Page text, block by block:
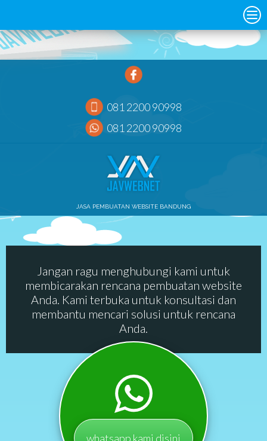
081 2200 90998
081 2200 90998
JASA PEMBUATAN WEBSITE BANDUNG
Jangan ragu menghubungi kami untuk
membicarakan rencana pembuatan website
Anda. Kami terbuka untuk konsultasi dan
membantu mencari solusi untuk rencana
Anda.
whatsapp kami disini